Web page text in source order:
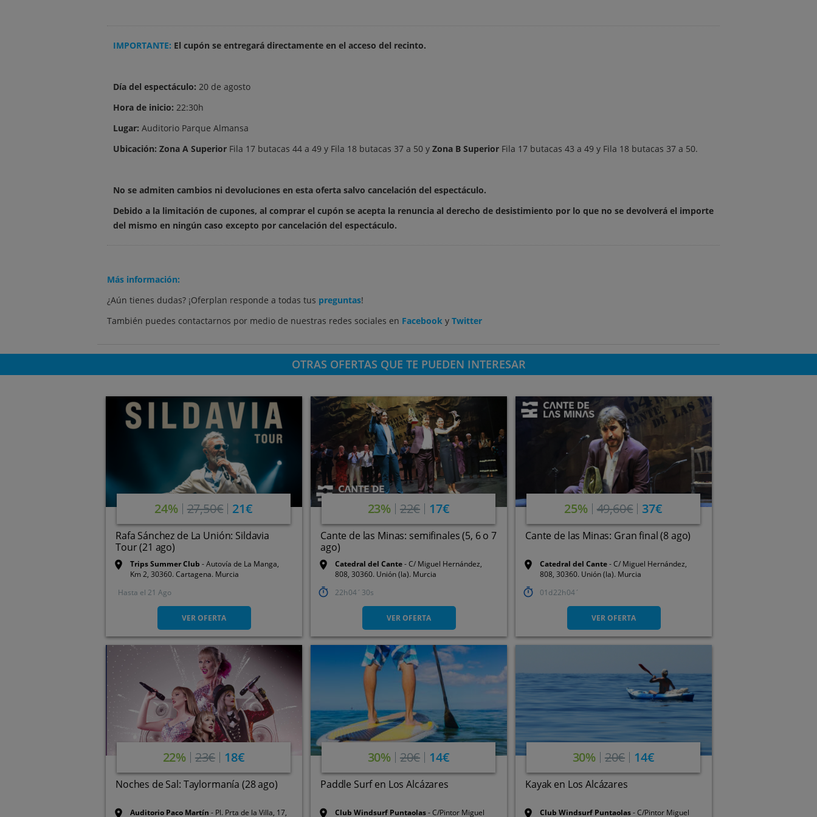
IMPORTANTE: El cupón se entregará directamente en el acceso del recinto.
Día del espectáculo: 20 de agosto
Hora de inicio: 22:30h
Lugar: Auditorio Parque Almansa
Ubicación: Zona A Superior Fila 17 butacas 44 a 49 y Fila 18 butacas 37 a 50 y Zona B Superior Fila 17 butacas 43 a 49 y Fila 18 butacas 37 a 50.
No se admiten cambios ni devoluciones en esta oferta salvo cancelación del espectáculo.
Debido a la limitación de cupones, al comprar el cupón se acepta la renuncia al derecho de desistimiento por lo que no se devolverá el importe
del mismo en ningún caso excepto por cancelación del espectáculo.
Más información:
¿Aún tienes dudas? ¡Oferplan responde a todas tus preguntas!
También puedes contactarnos por medio de nuestras redes sociales en Facebook y Twitter
OTRAS OFERTAS QUE TE PUEDEN INTERESAR
24% 27,50€ 21€
Rafa Sánchez de La Unión: Sildavia
Tour (21 ago)
Trips Summer Club
Autovía de La Manga,
Km 2, 30360. Cartagena. Murcia
Hasta el 21 Ago
VER OFERTA
23% 22€ 17€
Cante de las Minas: semifinales (5, 6 o 7
ago)
Catedral del Cante C/ Miguel Hernández,
808, 30360. Unión (la). Murcia
22 04 29
VER OFERTA
25% 49,60€ 37€
Cante de las Minas: Gran final (8 ago)
Catedral del Cante C/ Miguel Hernández,
808, 30360. Unión (la). Murcia
01
22 04
VER OFERTA
22% 23€ 18€
Noches de Sal: Taylormanía (28 ago)
Auditorio Paco Martín Pl. Prta de la Villa, 17,
30% 20€ 14€
Paddle Surf en Los Alcázares
Club Windsurf Puntaolas C/Pintor Miguel
30% 20€ 14€
Kayak en Los Alcázares
Club Windsurf Puntaolas C/Pintor Miguel